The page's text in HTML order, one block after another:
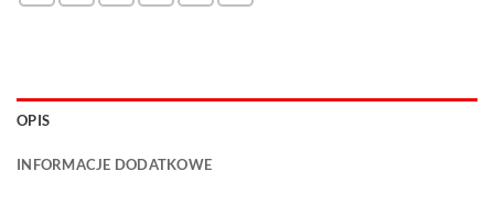
OPIS
INFORMACJE DODATKOWE